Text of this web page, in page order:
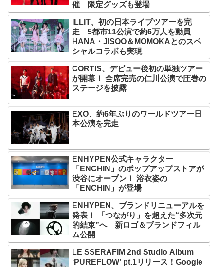
催 限定グッズも登場
ILLIT、初の日本ライブツアーを完
走 5都市11公演で約6万人を動員
HANA・JISOO＆MOMOKAとのスペ
シャルコラボも実現
CORTIS、デビュー後初の単独ツアー
が開幕！ 全席完売の仁川公演で圧巻の
ステージを披露
EXO、約6年ぶりのワールドツアー日
本公演を完走
ENHYPEN公式キャラクター
「ENCHIN」のポップアップストアが
渋谷にオープン！ 浴衣姿の
「ENCHIN」が登場
ENHYPEN、ブランドリニューアルを
発表！ 「つながり」を超えた“多次元
的結束”へ 新ロゴ＆ブランドフィル
ム公開
LE SSERAFIM 2nd Studio Album
‘PUREFLOW’ pt.1リリース！Google